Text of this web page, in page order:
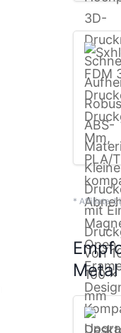
* Affiliate-